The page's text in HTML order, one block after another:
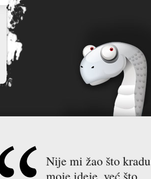
Nije mi žao što kradu